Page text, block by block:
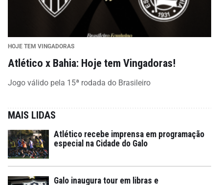
HOJE TEM VINGADORAS
Atlético x Bahia: Hoje tem Vingadoras!
Jogo válido pela 15ª rodada do Brasileiro
MAIS LIDAS
Atlético recebe imprensa em programação
especial na Cidade do Galo
Galo inaugura tour em libras e